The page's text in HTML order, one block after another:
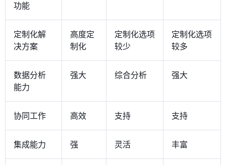
功能
定制化解
决方案
高度定
制化
定制化选项
较少
定制化选项
较多
数据分析
能力
强大 综合分析 强大
协同工作 高效 支持 支持
集成能力 强 灵活 丰富